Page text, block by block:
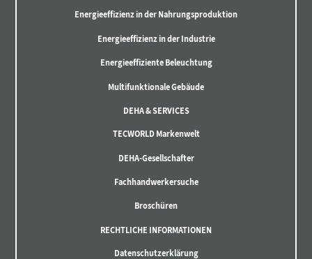
Energieeffizienz in der Nahrungsproduktion
Energieeffizienz in der Industrie
Energieeffiziente Beleuchtung
Multifunktionale Gebäude
DEHA & SERVICES
TECWORLD Markenwelt
DEHA-Gesellschafter
Fachhandwerkersuche
Broschüren
RECHTLICHE INFORMATIONEN
Datenschutzerklärung